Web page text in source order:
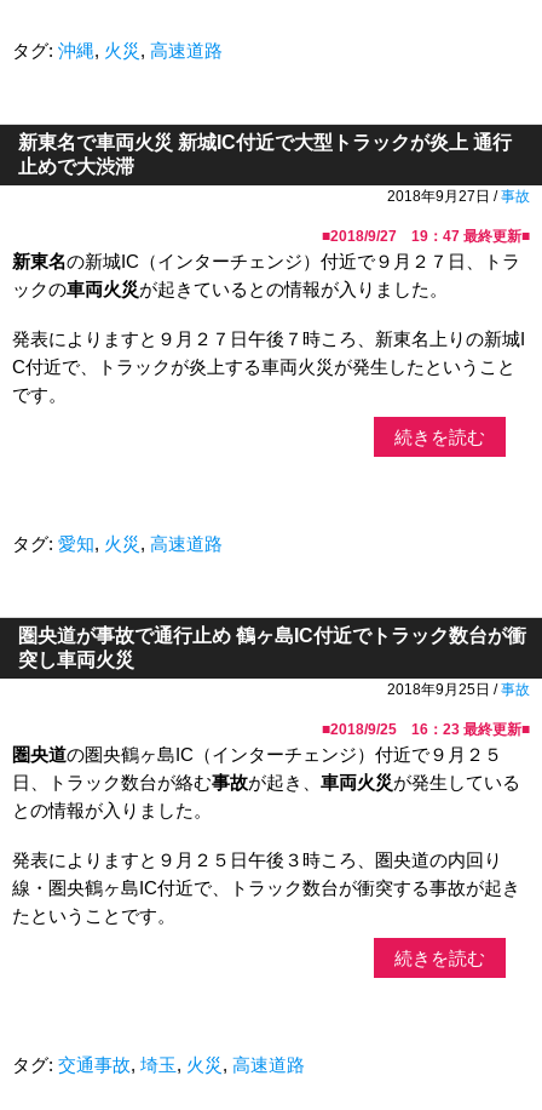
タグ: 沖縄, 火災, 高速道路
新東名で車両火災 新城IC付近で大型トラックが炎上 通行
止めで大渋滞
2018年9月27日 /事故
■2018/9/27 19：47 最終更新■
新東名の新城IC（インターチェンジ）付近で９月２７日、トラ
ックの車両火災が起きているとの情報が入りました。
発表によりますと９月２７日午後７時ころ、新東名上りの新城I
C付近で、トラックが炎上する車両火災が発生したということ
です。
続きを読む
タグ: 愛知, 火災, 高速道路
圏央道が事故で通行止め 鶴ヶ島IC付近でトラック数台が衝
突し車両火災
2018年9月25日 /事故
■2018/9/25 16：23 最終更新■
圏央道の圏央鶴ヶ島IC（インターチェンジ）付近で９月２５
日、トラック数台が絡む事故が起き、 車両火災が発生している
との情報が入りました。
発表によりますと９月２５日午後３時ころ、圏央道の内回り
線・圏央鶴ヶ島IC付近で、トラック数台が衝突する事故が起き
たということです。
続きを読む
タグ: 交通事故, 埼玉, 火災, 高速道路